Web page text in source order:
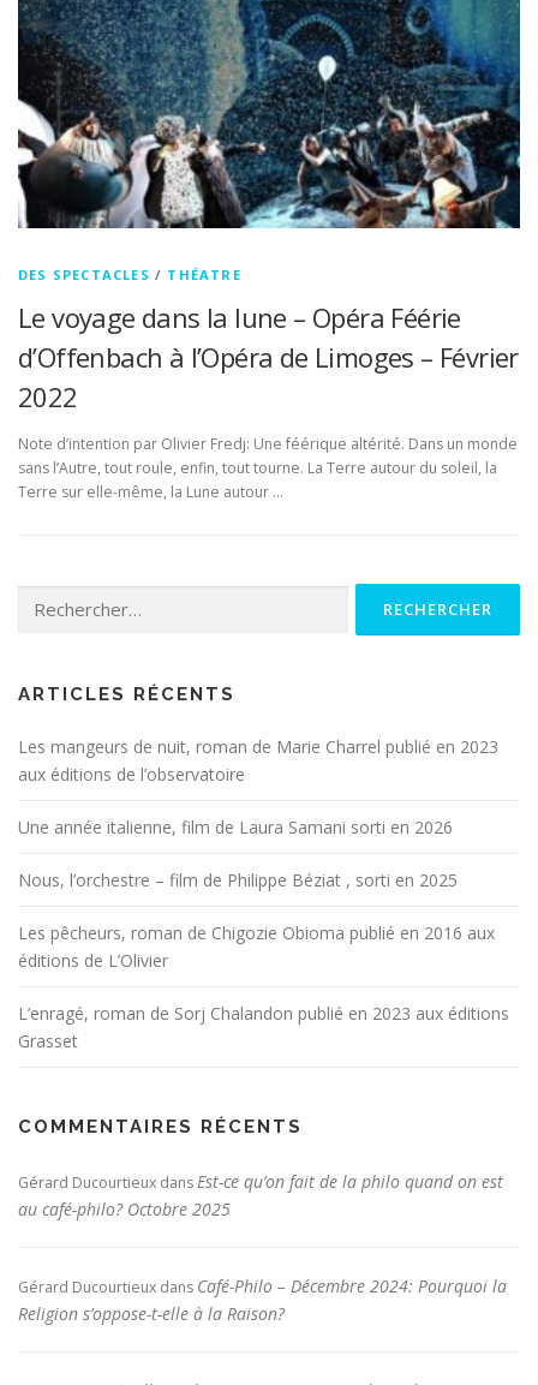
DES SPECTACLES / THÉATRE
Le voyage dans la lune – Opéra Féérie
d’Offenbach à l’Opéra de Limoges – Février
2022
Note d’intention par Olivier Fredj: Une féérique altérité. Dans un monde
sans l’Autre, tout roule, enfin, tout tourne. La Terre autour du soleil, la
Terre sur elle-même, la Lune autour …
ARTICLES RÉCENTS
Les mangeurs de nuit, roman de Marie Charrel publié en 2023
aux éditions de l’observatoire
Une année italienne, film de Laura Samani sorti en 2026
Nous, l’orchestre – film de Philippe Béziat , sorti en 2025
Les pêcheurs, roman de Chigozie Obioma publié en 2016 aux
éditions de L’Olivier
L’enragé, roman de Sorj Chalandon publié en 2023 aux éditions
Grasset
COMMENTAIRES RÉCENTS
Gérard Ducourtieux dansEst-ce qu’on fait de la philo quand on est
au café-philo? Octobre 2025
Gérard Ducourtieux dans Café-Philo – Décembre 2024: Pourquoi la
Religion s’oppose-t-elle à la Raison?